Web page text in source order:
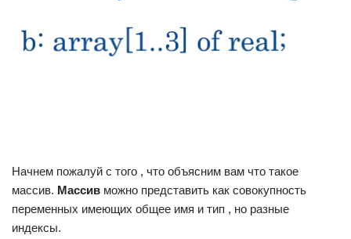
Начнем пожалуй с того , что объясним вам что такое
массив. Массив можно представить как совокупность
переменных имеющих общее имя и тип , но разные
индексы.